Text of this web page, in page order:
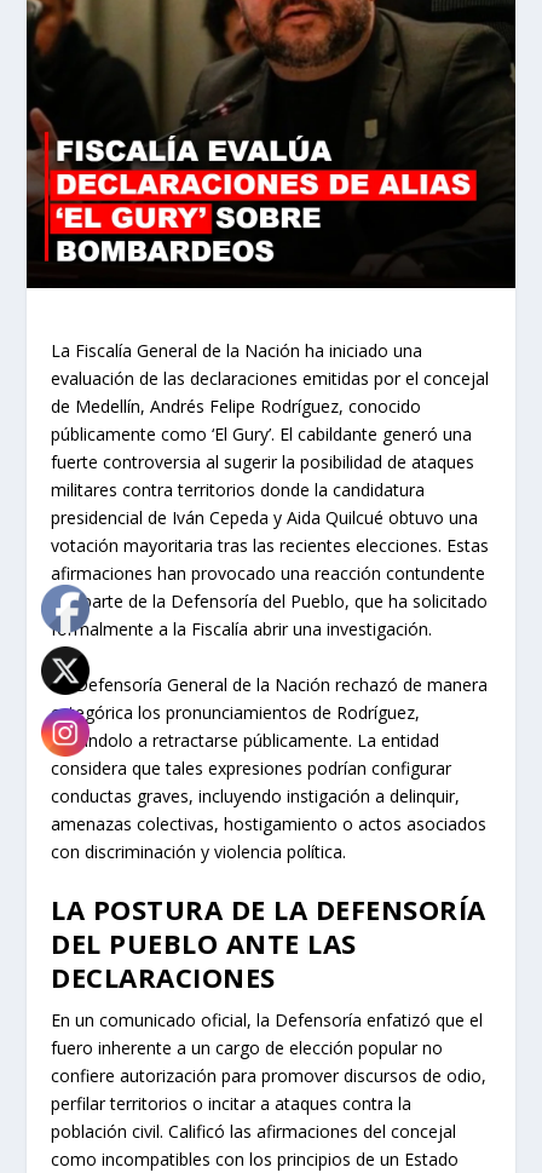
La Fiscalía General de la Nación ha iniciado una
evaluación de las declaraciones emitidas por el concejal
de Medellín, Andrés Felipe Rodríguez, conocido
públicamente como ‘El Gury’. El cabildante generó una
fuerte controversia al sugerir la posibilidad de ataques
militares contra territorios donde la candidatura
presidencial de Iván Cepeda y Aida Quilcué obtuvo una
votación mayoritaria tras las recientes elecciones. Estas
afirmaciones han provocado una reacción contundente
por parte de la Defensoría del Pueblo, que ha solicitado
formalmente a la Fiscalía abrir una investigación.
La Defensoría General de la Nación rechazó de manera
categórica los pronunciamientos de Rodríguez,
instándolo a retractarse públicamente. La entidad
considera que tales expresiones podrían configurar
conductas graves, incluyendo instigación a delinquir,
amenazas colectivas, hostigamiento o actos asociados
con discriminación y violencia política.
LA POSTURA DE LA DEFENSORÍA
DEL PUEBLO ANTE LAS
DECLARACIONES
En un comunicado oficial, la Defensoría enfatizó que el
fuero inherente a un cargo de elección popular no
confiere autorización para promover discursos de odio,
perfilar territorios o incitar a ataques contra la
población civil. Calificó las afirmaciones del concejal
como incompatibles con los principios de un Estado